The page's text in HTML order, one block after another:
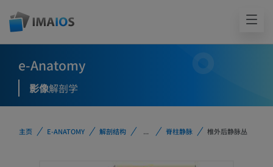
e-Anatomy
影像解剖学
主页 E-ANATOMY 解剖结构 ... 脊柱静脉 椎外后静脉丛